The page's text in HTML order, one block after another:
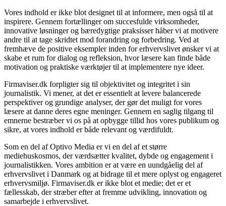
Vores indhold er ikke blot designet til at informere, men også til at
inspirere. Gennem fortællinger om succesfulde virksomheder,
innovative løsninger og bæredygtige praksisser håber vi at motivere
andre til at tage skridtet mod forandring og forbedring. Ved at
fremhæve de positive eksempler inden for erhvervslivet ønsker vi at
skabe et rum for dialog og refleksion, hvor læsere kan finde både
motivation og praktiske værktøjer til at implementere nye ideer.
Firmaviser.dk forpligter sig til objektivitet og integritet i sin
journalistik. Vi mener, at det er essentielt at levere balancerede
perspektiver og grundige analyser, der gør det muligt for vores
læsere at danne deres egne meninger. Gennem en saglig tilgang til
emnerne bestræber vi os på at opbygge tillid hos vores publikum og
sikre, at vores indhold er både relevant og værdifuldt.
Som en del af Optivo Media er vi en del af et større
mediehuskosmos, der værdsætter kvalitet, dybde og engagement i
journalistikken. Vores ambition er at være en uundgåelig del af
erhvervslivet i Danmark og at bidrage til et mere oplyst og engageret
erhvervsmiljø. Firmaviser.dk er ikke blot et medie; det er et
fællesskab, der stræber efter at fremme udvikling, innovation og
samarbejde i erhvervslivet.